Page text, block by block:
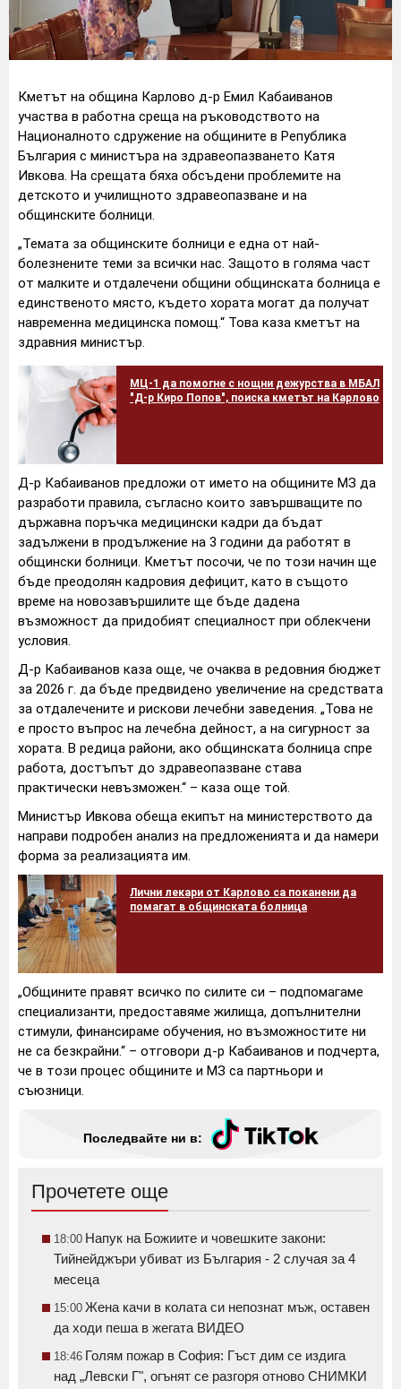
Кметът на община Карлово д-р Емил Кабаиванов
участва в работна среща на ръководството на
Националното сдружение на общините в Република
България с министъра на здравеопазването Катя
Ивкова. На срещата бяха обсъдени проблемите на
детското и училищното здравеопазване и на
общинските болници.
„Темата за общинските болници е една от най-
болезнените теми за всички нас. Защото в голяма част
от малките и отдалечени общини общинската болница е
единственото място, където хората могат да получат
навременна медицинска помощ.“ Това каза кметът на
здравния министър.
МЦ-1 да помогне с нощни дежурства в МБАЛ
"Д-р Киро Попов", поиска кметът на Карлово
Д-р Кабаиванов предложи от името на общините МЗ да
разработи правила, съгласно които завършващите по
държавна поръчка медицински кадри да бъдат
задължени в продължение на 3 години да работят в
общински болници. Кметът посочи, че по този начин ще
бъде преодолян кадровия дефицит, като в същото
време на новозавършилите ще бъде дадена
възможност да придобият специалност при облекчени
условия.
Д-р Кабаиванов каза още, че очаква в редовния бюджет
за 2026 г. да бъде предвидено увеличение на средствата
за отдалечените и рискови лечебни заведения. „Това не
е просто въпрос на лечебна дейност, а на сигурност за
хората. В редица райони, ако общинската болница спре
работа, достъпът до здравеопазване става
практически невъзможен.“ – каза още той.
Министър Ивкова обеща екипът на министерството да
направи подробен анализ на предложенията и да намери
форма за реализацията им.
Лични лекари от Карлово са поканени да
помагат в общинската болница
„Общините правят всичко по силите си – подпомагаме
специализанти, предоставяме жилища, допълнителни
стимули, финансираме обучения, но възможностите ни
не са безкрайни.“ – отговори д-р Кабаиванов и подчерта,
че в този процес общините и МЗ са партньори и
съюзници.
Последвайте ни в:
Прочетете още
18:00 Напук на Божиите и човешките закони:
Тийнейджъри убиват из България - 2 случая за 4
месеца
15:00 Жена качи в колата си непознат мъж, оставен
да ходи пеша в жегата ВИДЕО
18:46 Голям пожар в София: Гъст дим се издига
над „Левски Г", огънят се разгоря отново СНИМКИ